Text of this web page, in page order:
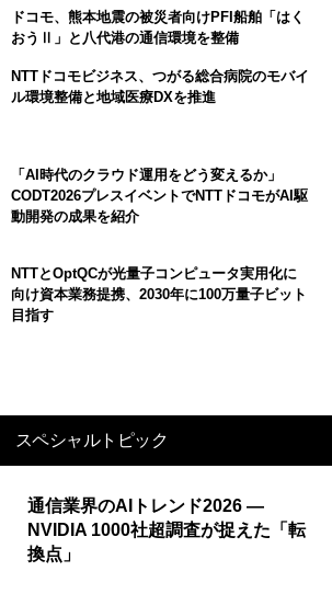
ドコモ、熊本地震の被災者向けPFI船舶「はく
おうⅡ」と八代港の通信環境を整備
NTTドコモビジネス、つがる総合病院のモバイ
ル環境整備と地域医療DXを推進
「AI時代のクラウド運用をどう変えるか」
CODT2026プレスイベントでNTTドコモがAI駆
動開発の成果を紹介
NTTとOptQCが光量子コンピュータ実用化に
向け資本業務提携、2030年に100万量子ビット
目指す
スペシャルトピック
通信業界のAIトレンド2026 ―
NVIDIA 1000社超調査が捉えた「転
換点」